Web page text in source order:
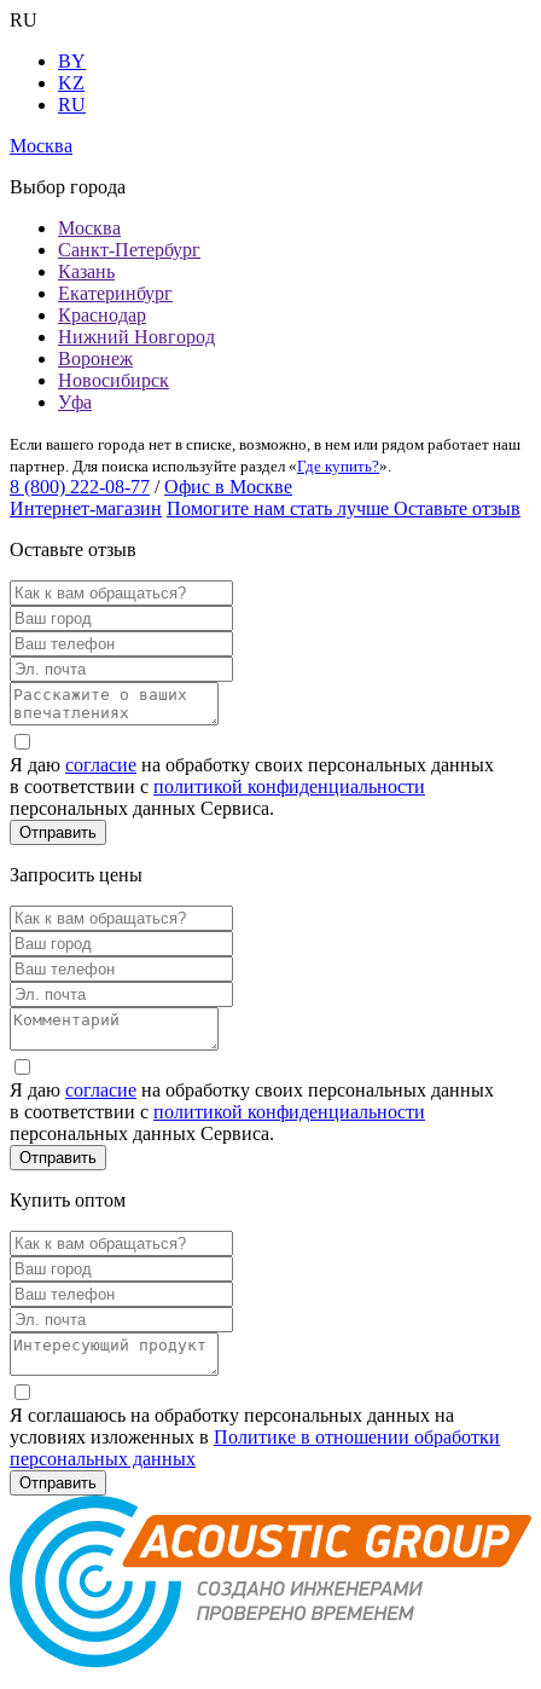
RU
BY
KZ
RU
Москва
Выбор города
Москва
Санкт-Петербург
Казань
Екатеринбург
Краснодар
Нижний Новгород
Воронеж
Новосибирск
Уфа
Если вашего города нет в списке, возможно, в нем или рядом работает наш
партнер. Для поиска используйте раздел «Где купить?».
8 (800) 222-08-77 / Офис в Москве
Интернет-магазин Помогите нам стать лучше Оставьте отзыв
Оставьте отзыв
Я даю согласие на обработку своих персональных данных
в соответствии с политикой конфиденциальности
персональных данных Сервиса.
Запросить цены
Я даю согласие на обработку своих персональных данных
в соответствии с политикой конфиденциальности
персональных данных Сервиса.
Купить оптом
Я соглашаюсь на обработку персональных данных на
условиях изложенных в Политике в отношении обработки
персональных данных